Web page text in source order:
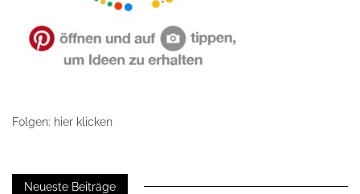
Folgen: hier klicken
Neueste Beiträge